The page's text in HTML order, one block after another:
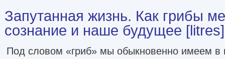
Запутанная жизнь. Как грибы
сознание и наше будущее [litres]
Под словом «гриб» мы обыкновенно имеем в